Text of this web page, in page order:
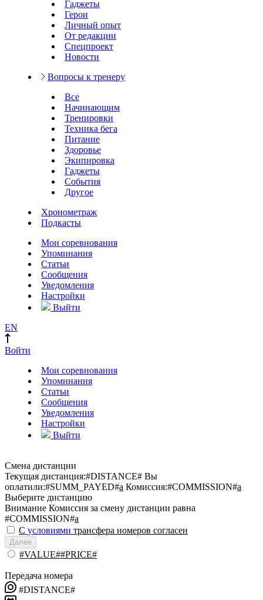
Гаджеты
Герои
Личный опыт
От редакции
Спецпроект
Новости
Вопросы к тренеру
Все
Начинающим
Тренировки
Техника бега
Питание
Здоровье
Экипировка
Гаджеты
События
Другое
Хронометраж
Подкасты
Мои соревнования
Упоминания
Статьи
Сообщения
Уведомления
Настройки
Выйти
EN
Войти
Мои соревнования
Упоминания
Статьи
Сообщения
Уведомления
Настройки
Выйти
Смена дистанции
Текущая дистанция:#DISTANCE# Вы
оплатили:#SUMM_PAYED#a Комиссия:#COMMISSION#a
Выберите дистанцию
Внимание Комиссия за смену дистанции равна
#COMMISSION#a
С условиями трансфера номеров согласен
Далее
#VALUE##PRICE#
Передача номера
#DISTANCE#